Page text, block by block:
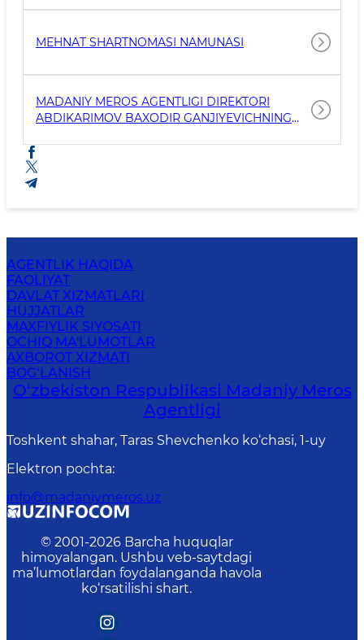
MEHNAT SHARTNOMASI NAMUNASI
MADANIY MEROS AGENTLIGI DIREKTORI
ABDIKARIMOV BAXODIR GANJIYEVICHNING
SHAKLLANTIRISH YUZASIDAN YO‘LLAGAN
MUROJAATNOMASI
AGENTLIK HAQIDA
FAOLIYAT
DAVLAT XIZMATLARI
HUJJATLAR
MAXFIYLIK SIYOSATI
OCHIQ MA'LUMOTLAR
AXBOROT XIZMATI
BOG‘LANISH
O‘zbekiston Respublikasi Madaniy Meros
Agentligi
Toshkent shahar, Taras Shevchenko ko‘chasi, 1-uy
Elektron pochta:
info@madaniymeros.uz
© 2001-2026 Barcha huquqlar
himoyalangan. Ushbu veb-saytdagi
ma’lumotlardan foydalanganda havola
ko‘rsatilishi shart.